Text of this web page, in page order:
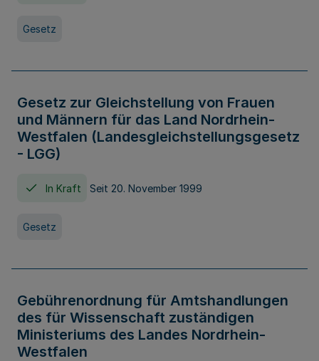
Gesetz
Gesetz zur Gleichstellung von Frauen
und Männern für das Land Nordrhein-
Westfalen (Landesgleichstellungsgesetz
- LGG)
In Kraft Seit 20. November 1999
Gesetz
Gebührenordnung für Amtshandlungen
des für Wissenschaft zuständigen
Ministeriums des Landes Nordrhein-
Westfalen